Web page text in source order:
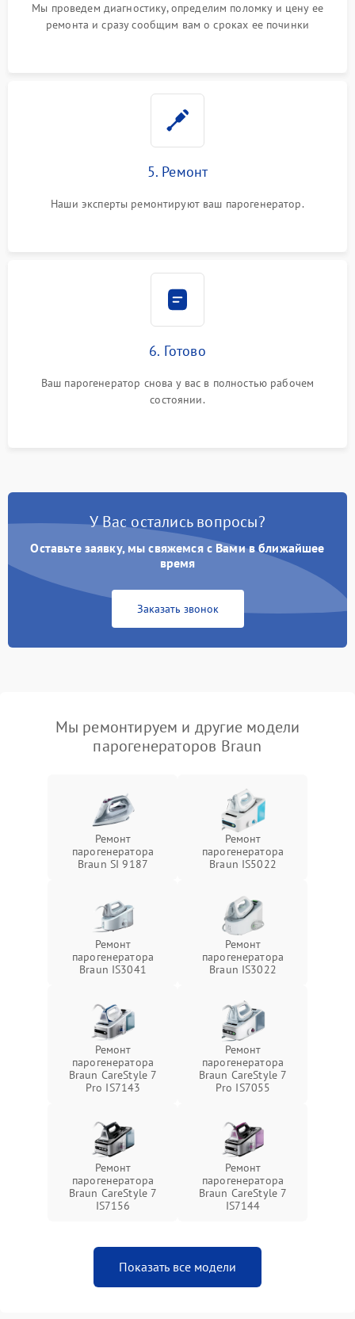
Мы проведем диагностику, определим поломку и цену ее
ремонта и сразу сообщим вам о сроках ее починки
5. Ремонт
Наши эксперты ремонтируют ваш парогенератор.
6. Готово
Ваш парогенератор снова у вас в полностью рабочем
состоянии.
У Вас остались вопросы?
Оставьте заявку, мы свяжемся с Вами в ближайшее
время
Заказать звонок
Мы ремонтируем и другие модели
парогенераторов Braun
Ремонт
парогенератора
Braun SI 9187
Ремонт
парогенератора
Braun IS5022
Ремонт
парогенератора
Braun IS3041
Ремонт
парогенератора
Braun IS3022
Ремонт
парогенератора
Braun CareStyle 7
Pro IS7143
Ремонт
парогенератора
Braun CareStyle 7
Pro IS7055
Ремонт
парогенератора
Braun CareStyle 7
IS7156
Ремонт
парогенератора
Braun CareStyle 7
IS7144
Показать все модели